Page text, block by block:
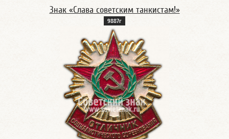
Знак «Слава советским танкистам!»
9887г